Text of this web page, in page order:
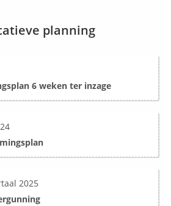
planning
6 weken ter inzage
2025